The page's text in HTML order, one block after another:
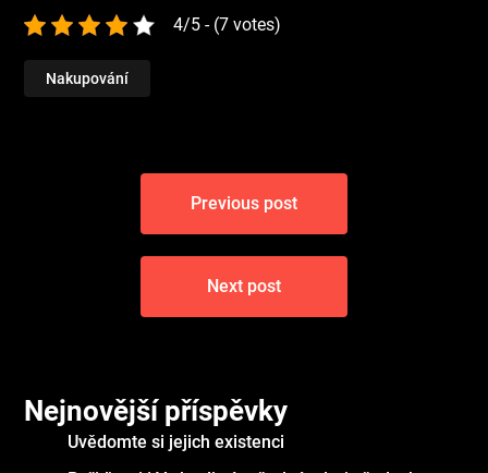
4/5 - (7 votes)
Nakupování
Navigace
příspěvek
Previous post
Next post
Nejnovější příspěvky
Uvědomte si jejich existenci